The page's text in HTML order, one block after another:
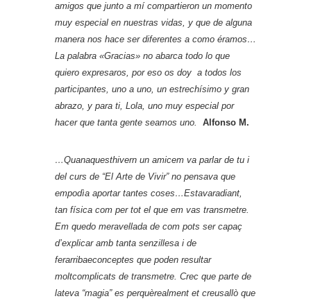
amigos que junto a mí compartieron un momento
muy especial en nuestras vidas, y que de alguna
manera nos hace ser diferentes a como éramos…
La palabra «Gracias» no abarca todo lo que
quiero expresaros, por eso os doy a todos los
participantes, uno a uno, un estrechísimo y gran
abrazo, y para ti, Lola, uno muy especial por
hacer que tanta gente seamos uno.
Alfonso M.
…Quanaquesthivern un amicem va parlar de tu i
del curs de “El Arte de Vivir” no pensava que
empodìa aportar tantes coses…Estavaradiant,
tan física com per tot el que em vas transmetre.
Em quedo meravellada de com pots ser capaç
d’explicar amb tanta senzillesa i de
ferarribaeconceptes que poden resultar
moltcomplicats de transmetre. Crec que parte de
lateva “magia” es perquèrealment et creusallò que